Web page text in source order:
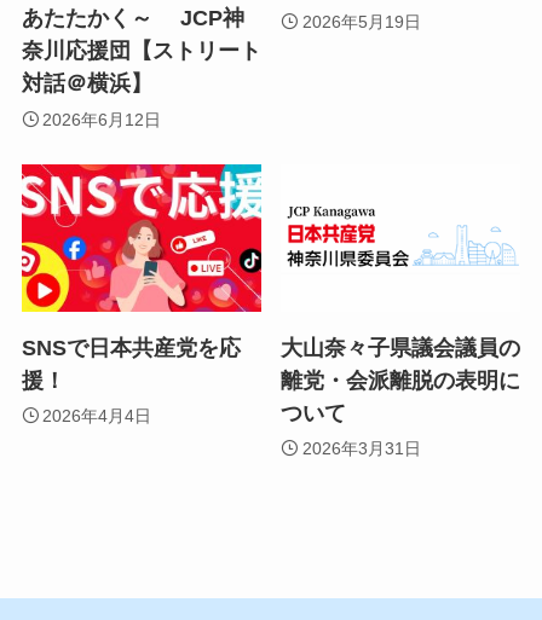
あたたかく～ JCP神
奈川応援団【ストリート
対話＠横浜】
2026年6月12日
2026年5月19日
SNSで日本共産党を応
援！
2026年4月4日
大山奈々子県議会議員の
離党・会派離脱の表明に
ついて
2026年3月31日